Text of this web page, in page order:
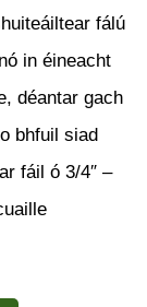
fálú
in éineacht
déantar gach
bhfuil siad
fáil ó 3/4″ –